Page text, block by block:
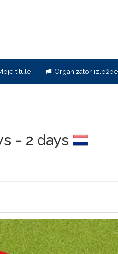
titule Organizator izložbe
- 2 days